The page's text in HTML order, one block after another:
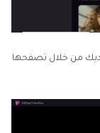
من خلال تصفحها